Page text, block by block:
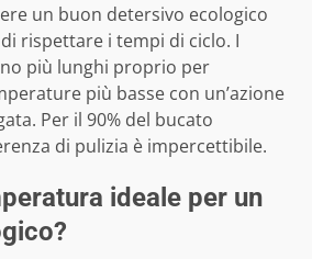
un buon detersivo ecologico
rispettare i tempi di ciclo. I
più lunghi proprio per
più basse con un’azione
Per il 90% del bucato
di pulizia è impercettibile.
ideale per un